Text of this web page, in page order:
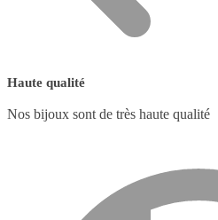
Haute qualité
Nos bijoux sont de très haute qualité